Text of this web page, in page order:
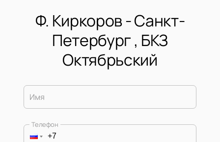
Ф. Киркоров - Санкт-
Петербург , БКЗ
Октябрьский
Имя
Телефон